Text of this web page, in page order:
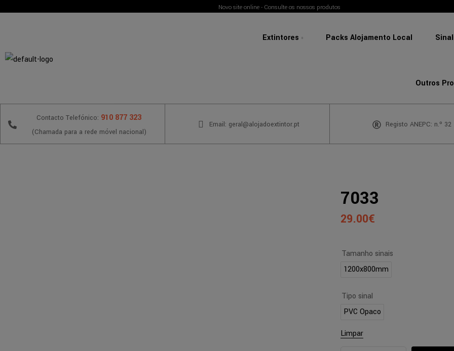
Novo site online - Consulte os nossos produtos
Extintores Packs Alojamento Local
Outros
Contacto Telefónico: 910 877 323
(Chamada para a rede móvel nacional)
Email: geral@alojadoextintor.pt Registo ANEPC: n.º 32
7033
29.00€
Tamanho sinais
1200x800mm
Tipo sinal
PVC Opaco
Limpar